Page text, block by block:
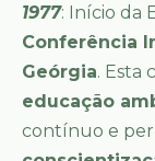
1977: Início da
Conferência
Geórgia. Esta
educação
contínuo e